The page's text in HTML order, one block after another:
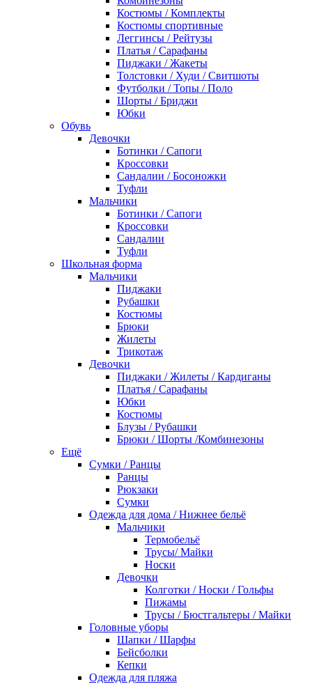
Костюмы / Комплекты
Костюмы спортивные
Леггинсы / Рейтузы
Платья / Сарафаны
Пиджаки / Жакеты
Толстовки / Худи / Свитшоты
Футболки / Топы / Поло
Шорты / Бриджи
Юбки
Обувь
Девочки
Ботинки / Сапоги
Кроссовки
Сандалии / Босоножки
Туфли
Мальчики
Ботинки / Сапоги
Кроссовки
Сандалии
Туфли
Школьная форма
Мальчики
Пиджаки
Рубашки
Костюмы
Брюки
Жилеты
Трикотаж
Девочки
Пиджаки / Жилеты / Кардиганы
Платья / Сарафаны
Юбки
Костюмы
Блузы / Рубашки
Брюки / Шорты /Комбинезоны
Ещё
Сумки / Ранцы
Ранцы
Рюкзаки
Сумки
Одежда для дома / Нижнее бельё
Мальчики
Термобельё
Трусы/ Майки
Носки
Девочки
Колготки / Носки / Гольфы
Пижамы
Трусы / Бюстгальтеры / Майки
Головные уборы
Шапки / Шарфы
Бейсболки
Кепки
Одежда для пляжа